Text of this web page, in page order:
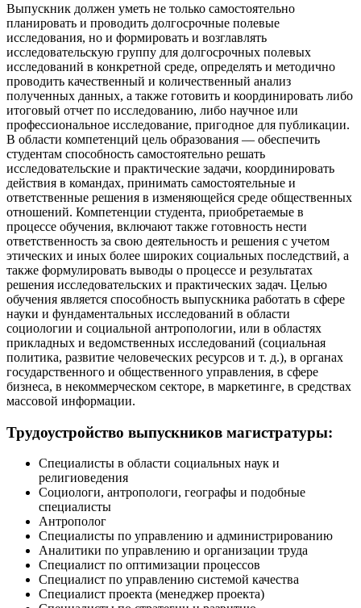
Выпускник должен уметь не только самостоятельно
планировать и проводить долгосрочные полевые
исследования, но и формировать и возглавлять
исследовательскую группу для долгосрочных полевых
исследований в конкретной среде, определять и методично
проводить качественный и количественный анализ
полученных данных, а также готовить и координировать либо
итоговый отчет по исследованию, либо научное или
профессиональное исследование, пригодное для публикации.
В области компетенций цель образования — обеспечить
студентам способность самостоятельно решать
исследовательские и практические задачи, координировать
действия в командах, принимать самостоятельные и
ответственные решения в изменяющейся среде общественных
отношений. Компетенции студента, приобретаемые в
процессе обучения, включают также готовность нести
ответственность за свою деятельность и решения с учетом
этических и иных более широких социальных последствий, а
также формулировать выводы о процессе и результатах
решения исследовательских и практических задач. Целью
обучения является способность выпускника работать в сфере
науки и фундаментальных исследований в области
социологии и социальной антропологии, или в областях
прикладных и ведомственных исследований (социальная
политика, развитие человеческих ресурсов и т. д.), в органах
государственного и общественного управления, в сфере
бизнеса, в некоммерческом секторе, в маркетинге, в средствах
массовой информации.
Трудоустройство выпускников магистратуры:
Специалисты в области социальных наук и
религиоведения
Социологи, антропологи, географы и подобные
специалисты
Антрополог
Специалисты по управлению и администрированию
Аналитики по управлению и организации труда
Специалист по оптимизации процессов
Специалист по управлению системой качества
Специалист проекта (менеджер проекта)